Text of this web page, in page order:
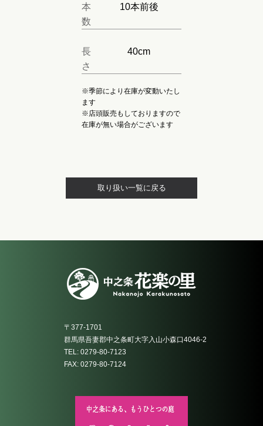
本
数
10本前後
長
さ
40cm
※季節により在庫が変動いたし
ます
※店頭販売もしておりますので
在庫が無い場合がございます
取り扱い一覧に戻る
〒377-1701
群馬県吾妻郡中之条町大字入山小森口4046-2
TEL: 0279-80-7123
FAX: 0279-80-7124